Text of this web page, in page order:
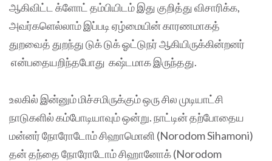
ஆகிவிட்ட க்ளோட் தம்பியிடம் இது குறித்து விசாரிக்க,
அவர்களெல்லாம் இப்படி ஏழ்மையின் காரணமாகத்
துறவைத் துறந்து டுக் டுக் ஓட்டுநர் ஆகியிருக்கின்றனர்
என்பதையறிந்தபோது கஷ்டமாக இருந்தது.
உலகில் இன்னும் மிச்சமிருக்கும் ஒரு சில முடியாட்சி
நாடுகளில் கம்போடியாவும் ஒன்று. நாட்டின் தற்போதைய
மன்னர் நோரோடோம் சிஹாமொனி (Norodom Sihamoni)
தன் தந்தை நோரோடோம் சிஹானோக் (Norodom